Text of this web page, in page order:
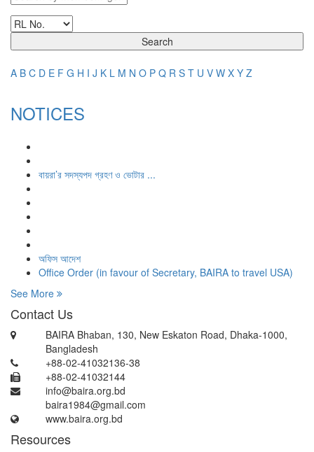
Search
A B C D E F G H I J K L M N O P Q R S T U V W X Y Z
NOTICES
বায়রা’র সদস্যপদ গ্রহণ ও ভোটার ...
অফিস আদেশ
Office Order (in favour of Secretary, BAIRA to travel USA)
See More
Contact Us
BAIRA Bhaban, 130, New Eskaton Road, Dhaka-1000,
Bangladesh
+88-02-41032136-38
+88-02-41032144
info@baira.org.bd
baira1984@gmail.com
www.baira.org.bd
Resources